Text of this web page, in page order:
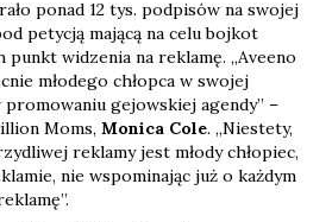
ponad 12 tys. podpisów na swojej
petycją mającą na celu bojkot
widzenia na reklamę. „Aveeno
młodego chłopca w swojej
gejowskiej agendy” –
Moms, Monica Cole. „Niestety,
reklamy jest młody chłopiec,
nie wspominając już o każdym